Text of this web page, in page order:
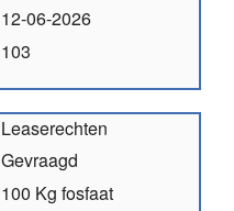
12-06-2026
103
Leaserechten
Gevraagd
100 Kg fosfaat